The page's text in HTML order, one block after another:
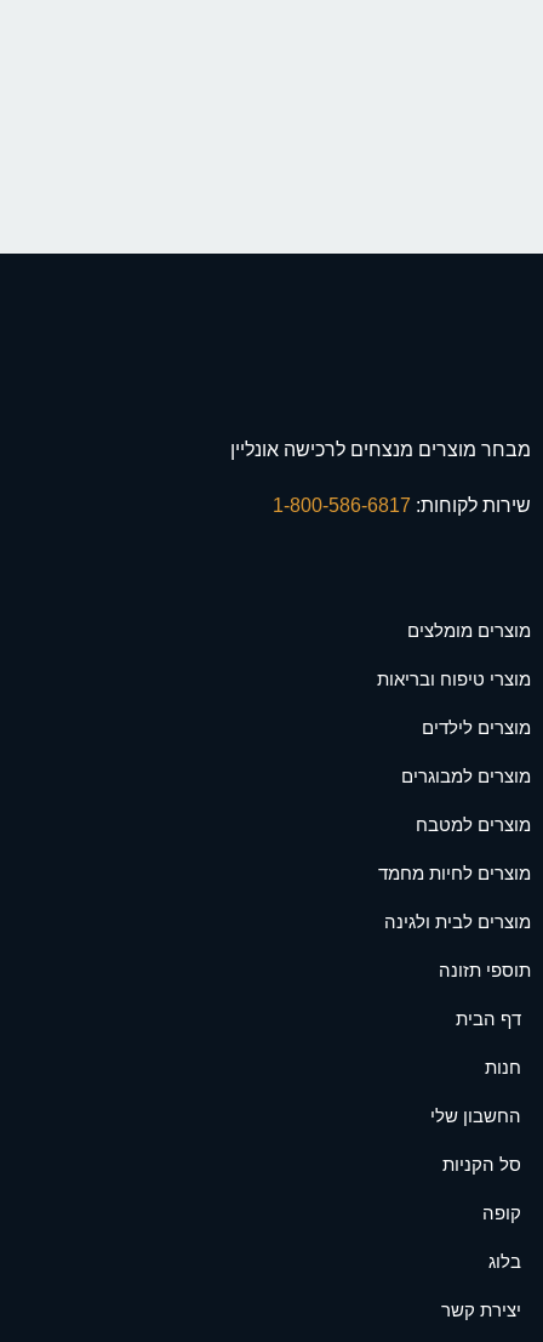
מבחר מוצרים מנצחים לרכישה אונליין
שירות לקוחות:
מוצרים מומלצים
מוצרי טיפוח ובריאות
מוצרים לילדים
מוצרים למבוגרים
מוצרים למטבח
מוצרים לחיות מחמד
מוצרים לבית ולגינה
תוספי תזונה
דף הבית
חנות
החשבון שלי
סל הקניות
קופה
בלוג
יצירת קשר